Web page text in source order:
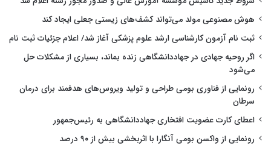
هوش مصنوعی مولد می‌تواند کشف‌های زیستی جعلی ایجاد کند
ثبت نام آزمون کارشناسی ارشد علوم پزشکی آغاز شد/ اعلام جزئیات ثبت نام
اگر روحیه جهادی در جهاددانشگاهی زنده بماند، بسیاری از مشکلات حل
می‌شود
رونمایی از فناوری بومی طراحی و تولید ویروس‌های هدفمند برای درمان
سرطان
اعطای کارت عضویت افتخاری جهاددانشگاهی به رئیس‌جمهور
رونمایی از واکسن بومی آنگارا با اثربخشی بیش از ۹۰ درصد